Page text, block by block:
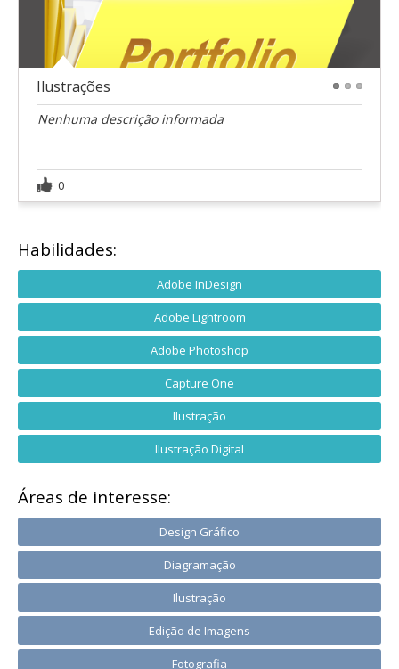
Ilustrações
Nenhuma descrição informada
0
Habilidades:
Adobe InDesign
Adobe Lightroom
Adobe Photoshop
Capture One
Ilustração
Ilustração Digital
Áreas de interesse:
Design Gráfico
Diagramação
Ilustração
Edição de Imagens
Fotografia